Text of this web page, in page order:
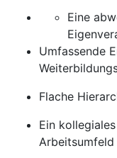
Eine
Umfassende
Flache
Ein
Arbeitsumfeld